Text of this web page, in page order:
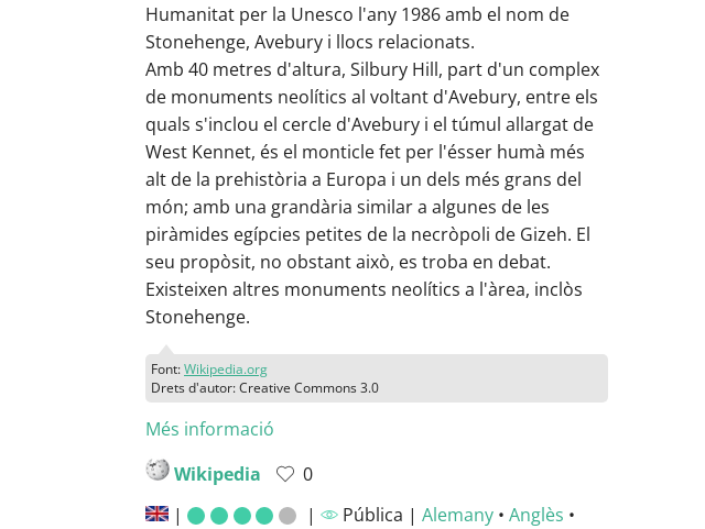
Humanitat per la Unesco l'any 1986 amb el nom de
Stonehenge, Avebury i llocs relacionats.
Amb 40 metres d'altura, Silbury Hill, part d'un complex
de monuments neolítics al voltant d'Avebury, entre els
quals s'inclou el cercle d'Avebury i el túmul allargat de
West Kennet, és el monticle fet per l'ésser humà més
alt de la prehistòria a Europa i un dels més grans del
món; amb una grandària similar a algunes de les
piràmides egípcies petites de la necròpoli de Gizeh. El
seu propòsit, no obstant això, es troba en debat.
Existeixen altres monuments neolítics a l'àrea, inclòs
Stonehenge.
Font:Wikipedia.org
Drets d'autor: Creative Commons 3.0
Més informació
Wikipedia
0
|
| Pública | Alemany• Anglès •